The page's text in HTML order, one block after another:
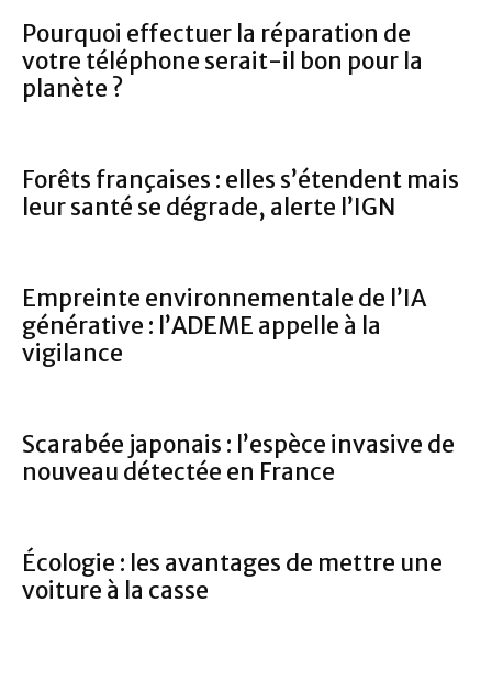
Pourquoi effectuer la réparation de
votre téléphone serait-il bon pour la
planète ?
Forêts françaises : elles s’étendent mais
leur santé se dégrade, alerte l’IGN
Empreinte environnementale de l’IA
générative : l’ADEME appelle à la
vigilance
Scarabée japonais : l’espèce invasive de
nouveau détectée en France
Écologie : les avantages de mettre une
voiture à la casse